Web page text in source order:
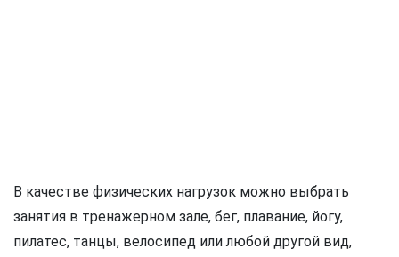
В качестве физических нагрузок можно выбрать
занятия в тренажерном зале, бег, плавание, йогу,
пилатес, танцы, велосипед или любой другой вид,